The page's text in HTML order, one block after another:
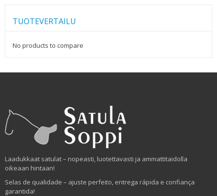
TUOTEVERTAILU
No products to compare
Laadukkaat satulat – nopeasti, luotettavasti ja ammattitaidolla
oikeaan hintaan!
Selas de qualidade – ajuste perfeito, entrega rápida e confiança
garantida!